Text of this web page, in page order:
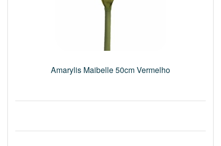
Amarylis Maibelle 50cm Vermelho